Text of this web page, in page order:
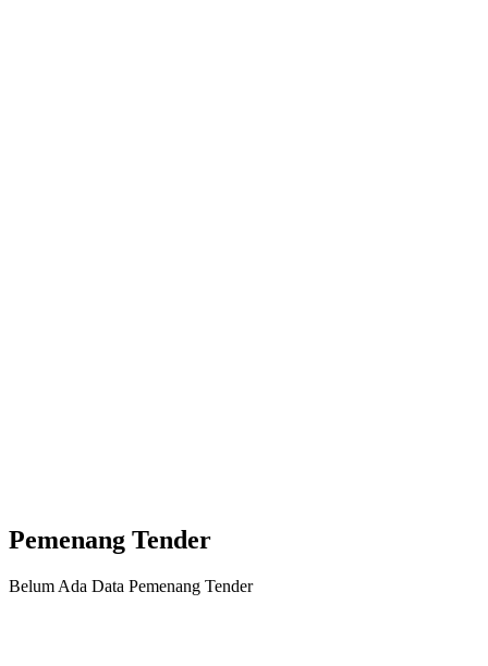
Pemenang Tender
Belum Ada Data Pemenang Tender